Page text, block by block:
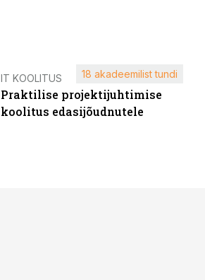
IT KOOLITUS
Praktilise projektijuhtimise
koolitus edasijõudnutele
18 akadeemilist tundi